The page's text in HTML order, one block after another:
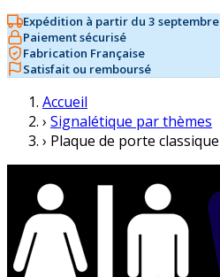
Expédition à partir du 3 septembre
Paiement sécurisé
Fabrication Française
Satisfait ou remboursé
Accueil
› Signalétique par thèmes
› Plaque de porte classique